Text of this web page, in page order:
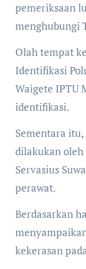
pemeriksaan
menghubungi
Olah tempat
Identifikasi
Waigete IPTU
identifikasi.
Sementara
dilakukan oleh
Servasius
perawat.
Berdasarkan
kekerasan